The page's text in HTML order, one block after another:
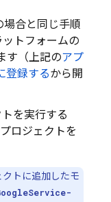
場合と同じ手順
トフォームの
す（上記のアプ
登録するから開
を実行する
ロジェクトを
トに追加したモ